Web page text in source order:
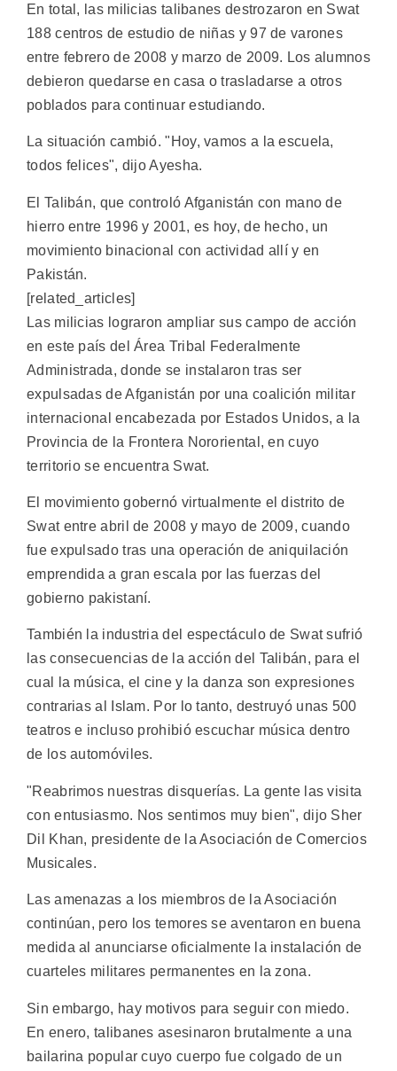
En total, las milicias talibanes destrozaron en Swat
188 centros de estudio de niñas y 97 de varones
entre febrero de 2008 y marzo de 2009. Los alumnos
debieron quedarse en casa o trasladarse a otros
poblados para continuar estudiando.
La situación cambió. "Hoy, vamos a la escuela,
todos felices", dijo Ayesha.
El Talibán, que controló Afganistán con mano de
hierro entre 1996 y 2001, es hoy, de hecho, un
movimiento binacional con actividad allí y en
Pakistán.
[related_articles]
Las milicias lograron ampliar sus campo de acción
en este país del Área Tribal Federalmente
Administrada, donde se instalaron tras ser
expulsadas de Afganistán por una coalición militar
internacional encabezada por Estados Unidos, a la
Provincia de la Frontera Nororiental, en cuyo
territorio se encuentra Swat.
El movimiento gobernó virtualmente el distrito de
Swat entre abril de 2008 y mayo de 2009, cuando
fue expulsado tras una operación de aniquilación
emprendida a gran escala por las fuerzas del
gobierno pakistaní.
También la industria del espectáculo de Swat sufrió
las consecuencias de la acción del Talibán, para el
cual la música, el cine y la danza son expresiones
contrarias al Islam. Por lo tanto, destruyó unas 500
teatros e incluso prohibió escuchar música dentro
de los automóviles.
"Reabrimos nuestras disquerías. La gente las visita
con entusiasmo. Nos sentimos muy bien", dijo Sher
Dil Khan, presidente de la Asociación de Comercios
Musicales.
Las amenazas a los miembros de la Asociación
continúan, pero los temores se aventaron en buena
medida al anunciarse oficialmente la instalación de
cuarteles militares permanentes en la zona.
Sin embargo, hay motivos para seguir con miedo.
En enero, talibanes asesinaron brutalmente a una
bailarina popular cuyo cuerpo fue colgado de un